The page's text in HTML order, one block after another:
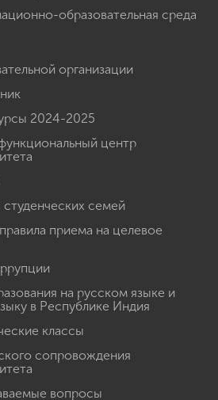
образовательная среда
организации
2024-2025
центр
семей
приема на целевое
на русском языке и
в Республике Индия
классы
сопровождения
вопросы